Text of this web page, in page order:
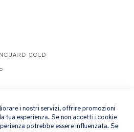
GOLD
ISCRIVITI
i nostri servizi, offrire promozioni
tua esperienza. Se non accetti i cookie
potrebbe essere influenzata. Se